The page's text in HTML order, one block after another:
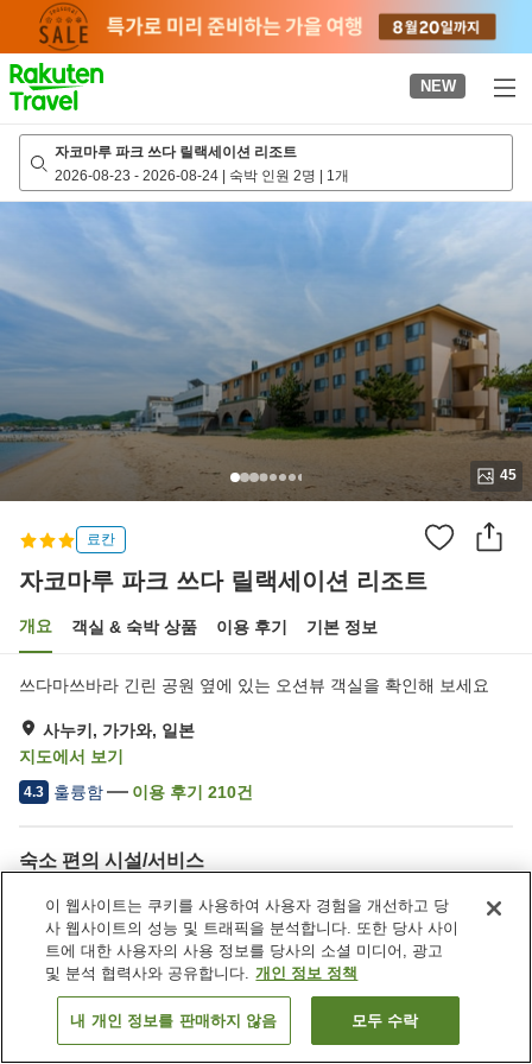
page
NEW
자코마루 파크 쓰다 릴랙세이션 리조트
2026-08-23 - 2026-08-24 | 숙박 인원 2명 | 1개
45
료칸
자코마루 파크 쓰다 릴랙세이션 리조트
개요 객실 & 숙박 상품 이용 후기 기본 정보
쓰다마쓰바라 긴린 공원 옆에 있는 오션뷰 객실을 확인해 보세요
사누키, 가가와, 일본
지도에서 보기
4.3 훌륭함 이용 후기 210건
숙소 편의 시설/서비스
주차장
사우나
피트니스 클럽 / 헬스장
수영장
일본 가가와
사누키
자코마루 파크 쓰다 릴랙세이션 리조트
객실 보기
이 웹사이트는 쿠키를 사용하여 사용자 경험을 개선하고 당
사 웹사이트의 성능 및 트래픽을 분석합니다. 또한 당사 사이
트에 대한 사용자의 사용 정보를 당사의 소셜 미디어, 광고
및 분석 협력사와 공유합니다. 개인 정보 정책
내 개인 정보를 판매하지 않음 모두 수락